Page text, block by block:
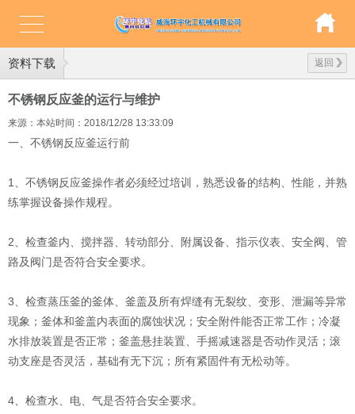
资料下载 返回
不锈钢反应釜的运行与维护
来源：本站时间：2018/12/28 13:33:09
一、不锈钢反应釜运行前
1、不锈钢反应釜操作者必须经过培训，熟悉设备的结构、性能，并熟
练掌握设备操作规程。
2、检查釜内、搅拌器、转动部分、附属设备、指示仪表、安全阀、管
路及阀门是否符合安全要求。
3、检查蒸压釜的釜体、釜盖及所有焊缝有无裂纹、变形、泄漏等异常
现象；釜体和釜盖内表面的腐蚀状况；安全附件能否正常工作；冷凝
水排放装置是否正常；釜盖悬挂装置、手摇减速器是否动作灵活；滚
动支座是否灵活，基础有无下沉；所有紧固件有无松动等。
4、检查水、电、气是否符合安全要求。